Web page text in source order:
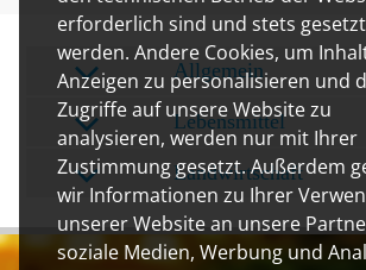
erforderlich sind und stets gesetzt
werden. Andere Cookies, um
Anzeigen zu personalisieren und
Zugriffe auf unsere Website zu
analysieren, werden nur mit Ihrer
Zustimmung gesetzt. Außerdem
wir Informationen zu Ihrer
unserer Website an unsere
soziale Medien, Werbung und
Allgemein
Lebensmittel
Landwirtschaft